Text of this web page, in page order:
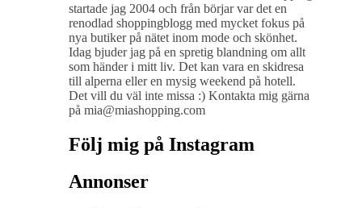
startade jag 2004 och från börjar var det en
renodlad shoppingblogg med mycket fokus på
nya butiker på nätet inom mode och skönhet.
Idag bjuder jag på en spretig blandning om allt
som händer i mitt liv. Det kan vara en skidresa
till alperna eller en mysig weekend på hotell.
Det vill du väl inte missa :) Kontakta mig gärna
på mia@miashopping.com
Följ mig på Instagram
Annonser